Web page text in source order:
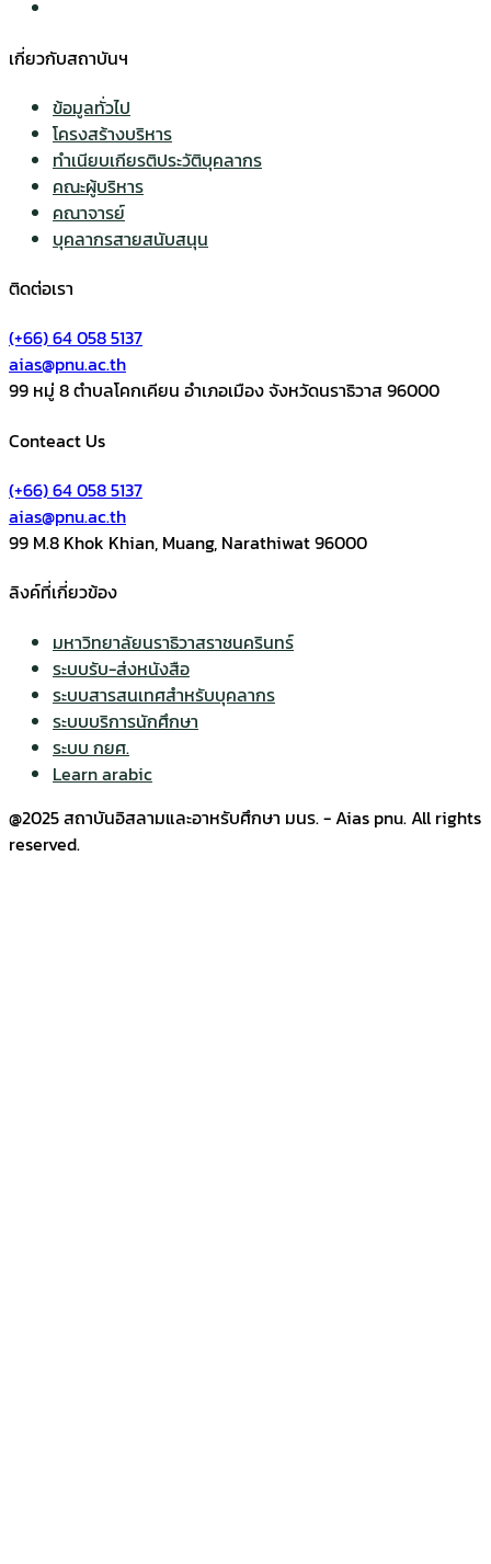
เกี่ยวกับสถาบันฯ
ข้อมูลทั่วไป
โครงสร้างบริหาร
ทำเนียบเกียรติประวัติบุคลากร
คณะผู้บริหาร
คณาจารย์
บุคลากรสายสนับสนุน
ติดต่อเรา
(+66) 64 058 5137
aias@pnu.ac.th
99 หมู่ 8 ตำบลโคกเคียน อำเภอเมือง จังหวัดนราธิวาส 96000
Conteact Us
(+66) 64 058 5137
aias@pnu.ac.th
99 M.8 Khok Khian, Muang, Narathiwat 96000
ลิงค์ที่เกี่ยวข้อง
มหาวิทยาลัยนราธิวาสราชนครินทร์
ระบบรับ-ส่งหนังสือ
ระบบสารสนเทศสำหรับบุคลากร
ระบบบริการนักศึกษา
ระบบ กยศ.
Learn arabic
@2025 สถาบันอิสลามและอาหรับศึกษา มนร. - Aias pnu. All rights
reserved.